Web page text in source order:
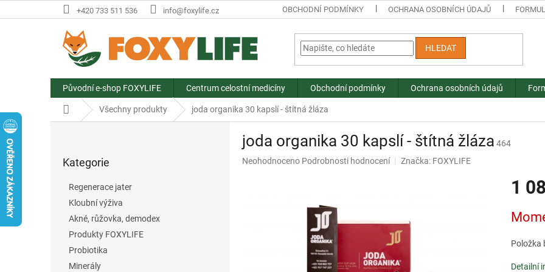
na
+420 733 511 536 info@foxylife.cz OBCHODNÍ PODMÍNKY OCHRANA OSOBNÍCH ÚDAJŮ
HLEDAT
Původní e-shop FOXYLIFE Centrum celostní medicíny Obchodní podmínky Ochrana osobních údajů
Domů Všechny produkty joda organika 30 kapslí - štítná žláza
kategorie
Kategorie
Regenerace jater
Kloubní výživa
Akné, růžovka, demodex
Produkty FOXYLIFE
Probiotika
Minerály
joda organika 30 kapslí - štítná žláza 464
Průměrné
Neohodnoceno Podrobnosti hodnocení Značka: FOXYLIFE
1
cena:
Položka
Detailní